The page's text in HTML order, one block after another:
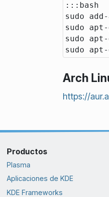
:::bash
sudo
sudo
sudo
Arch
https://
Productos
Plasma
Aplicaciones de KDE
KDE Frameworks